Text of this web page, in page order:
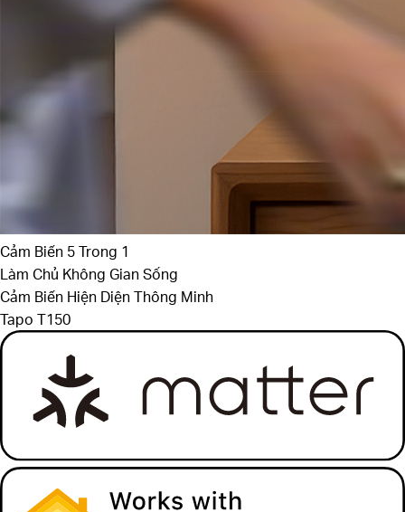
Cảm Biến 5 Trong 1
Làm Chủ Không Gian Sống
Cảm Biến Hiện Diện Thông Minh
Tapo T150